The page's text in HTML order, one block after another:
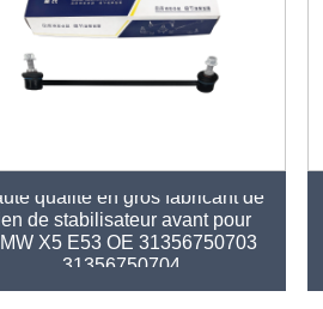
qualité en gros fabricant de
de stabilisateur avant pour
X5 E53 OE 31356750703
31356750704